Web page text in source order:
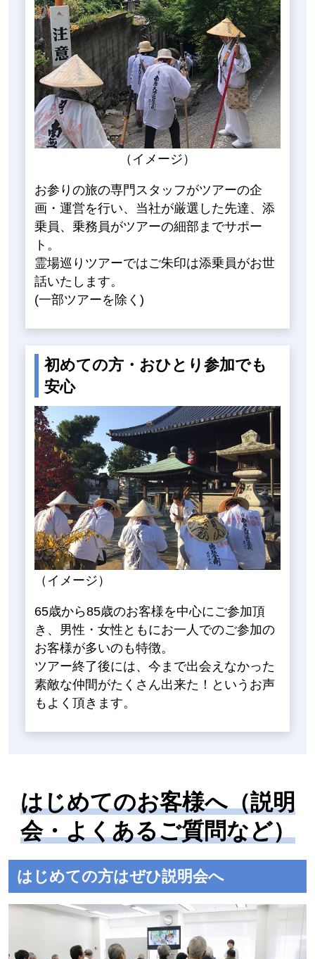
（イメージ）
お参りの旅の専門スタッフがツアーの企
画・運営を行い、当社が厳選した先達、添
乗員、乗務員がツアーの細部までサポー
ト。
霊場巡りツアーではご朱印は添乗員がお世
話いたします。
(一部ツアーを除く)
初めての方・おひとり参加でも
安心
（イメージ）
65歳から85歳のお客様を中心にご参加頂
き、男性・女性ともにお一人でのご参加の
お客様が多いのも特徴。
ツアー終了後には、今まで出会えなかった
素敵な仲間がたくさん出来た！というお声
もよく頂きます。
はじめてのお客様へ（説明
会・よくあるご質問など）
はじめての方はぜひ説明会へ